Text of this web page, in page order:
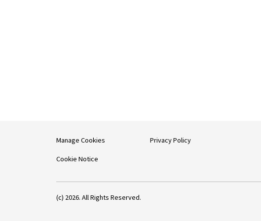
Manage Cookies
Cookie Notice
Privacy Policy
(c) 2026. All Rights Reserved.